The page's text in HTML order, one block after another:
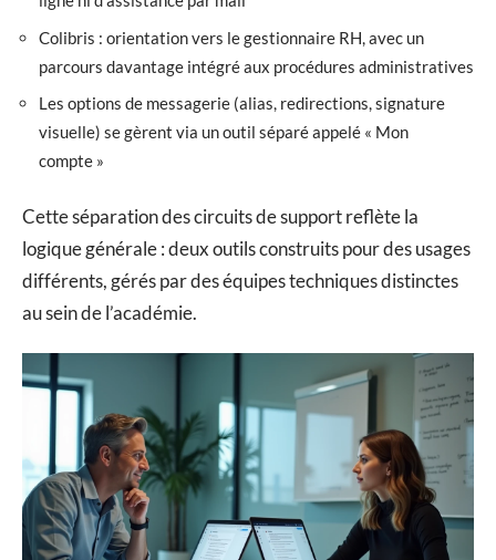
Colibris : orientation vers le gestionnaire RH, avec un
parcours davantage intégré aux procédures administratives
Les options de messagerie (alias, redirections, signature
visuelle) se gèrent via un outil séparé appelé « Mon
compte »
Cette séparation des circuits de support reflète la
logique générale : deux outils construits pour des usages
différents, gérés par des équipes techniques distinctes
au sein de l’académie.